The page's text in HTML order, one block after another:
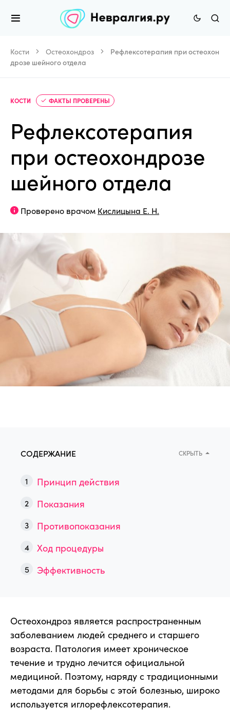
Кости Остеохондроз
Рефлексотерапия при остеохон
дрозе шейного отдела
КОСТИ ФАКТЫ ПРОВЕРЕНЫ
Рефлексотерапия
при остеохондрозе
шейного отдела
Проверено врачом Кислицына Е. Н.
СОДЕРЖАНИЕ СКРЫТЬ
Принцип действия
Показания
Противопоказания
Ход процедуры
Эффективность
Остеохондроз является распространенным
заболеванием людей среднего и старшего
возраста. Патология имеет хроническое
течение и трудно лечится официальной
медициной. Поэтому, наряду с традиционными
методами для борьбы с этой болезнью, широко
используется иглорефлексотерапия.